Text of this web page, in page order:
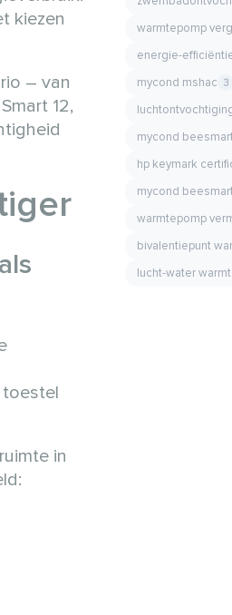
kiezen
– van
12,
toestel
in
warmtepomp
energie-
mycond mshac 3
mycond
hp keymark
mycond
warmtepomp
bivalentiepunt
lucht-water